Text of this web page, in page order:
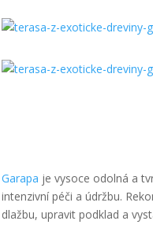
Garapa je vysoce odolná a
intenzivní péči a údržbu.
dlažbu, upravit podklad a